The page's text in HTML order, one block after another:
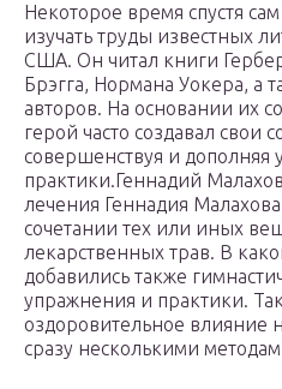
Некоторое время спустя
изучать труды известных
США. Он читал книги
Брэгга, Нормана Уокера, а
авторов. На основании их
герой часто создавал свои
совершенствуя и дополняя
практики.Геннадий
лечения Геннадия
сочетании тех или иных
лекарственных трав. В
добавились также
упражнения и практики.
оздоровительное влияние
сразу несколькими